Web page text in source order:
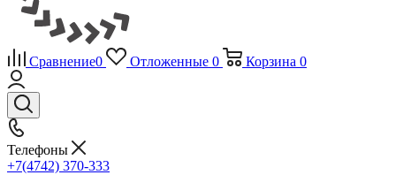
Сравнение0 Отложенные 0 Корзина 0
Телефоны
+7(4742) 370-333